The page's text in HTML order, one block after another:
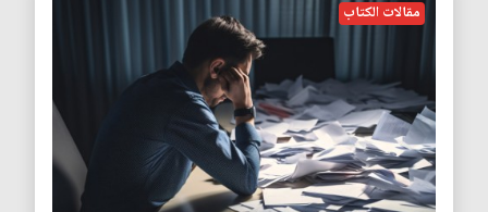
مقالات الكتاب